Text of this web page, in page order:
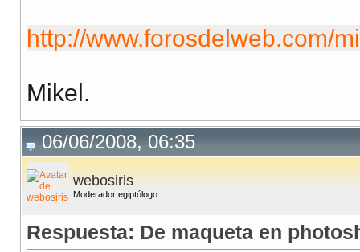
http://www.forosdelweb.com/
Mikel.
06/06/2008, 06:35
webosiris
Moderador egiptólogo
Respuesta: De maqueta en